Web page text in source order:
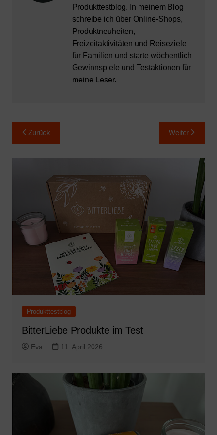
Produkttestblog. In meinem Blog
schreibe ich über Online-Shops,
Produktneuheiten,
Freizeitaktivitäten und Reiseziele
für Familien und starte wöchentlich
Gewinnspiele und Testaktionen für
meine Leser.
Beitragsnavigation
Zurück Weiter
Produkttestblog
BitterLiebe Produkte im Test
Eva 11. April 2026